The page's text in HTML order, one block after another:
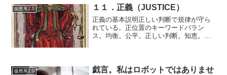
にも億劫になり疲労にしたっておかしい
気がしていた。というか気...
徒然草2.0 １１．正義（JUSTICE）
正義の基本説明正しい判断で規律が守ら
れている。正位置のキーワードバラン
ス。均衡。公平。正しい判断。知恵。知
る。人間関係が上手くいく。...
徒然草2.0
戯言。私はロボットではありませ